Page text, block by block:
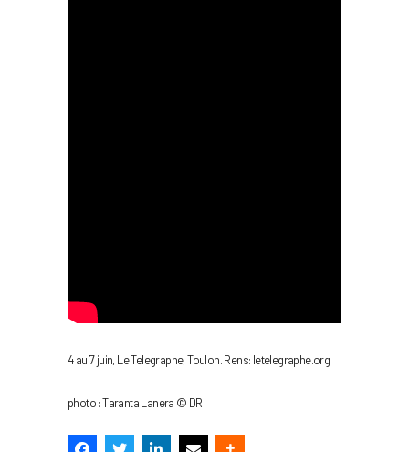
4 au 7 juin, Le Telegraphe, Toulon. Rens: letelegraphe.org
photo : Taranta Lanera © DR